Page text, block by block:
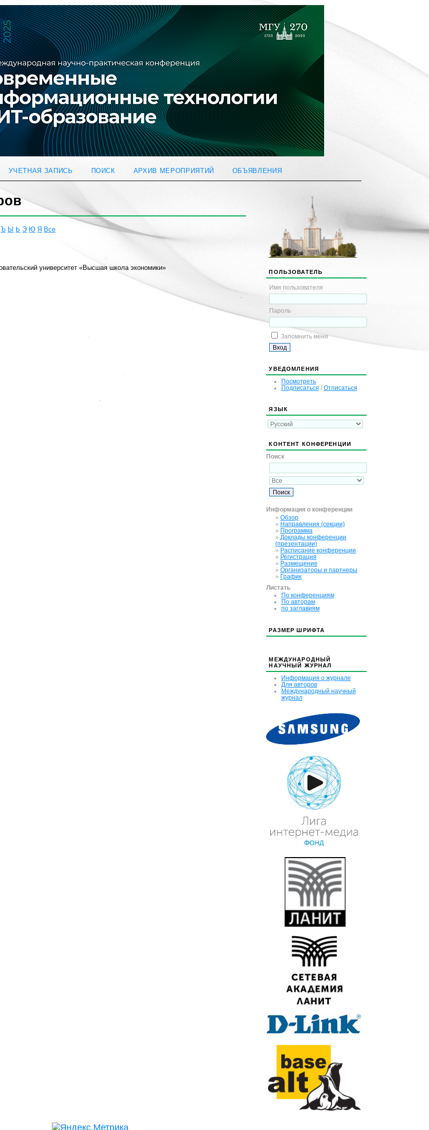
ПОЛЬЗОВАТЕЛЬ
Имя пользователя
Пароль
Запомнить меня
УВЕДОМЛЕНИЯ
Посмотреть
Подписаться / Отписаться
ЯЗЫК
КОНТЕНТ КОНФЕРЕНЦИИ
Поиск
Информация о конференции
» Обзор
» Направления (секции)
» Программа
» Доклады конференции
(презентации)
» Расписание конференции
» Регистрация
» Размещение
» Организаторы и партнеры
» График
Листать
По конференциям
По авторам
по заглавиям
РАЗМЕР ШРИФТА
МЕЖДУНАРОДНЫЙ
НАУЧНЫЙ ЖУРНАЛ
Информация о журнале
Для авторов
Международный научный
журнал
УЧЕТНАЯ ЗАПИСЬ ПОИСК АРХИВ МЕРОПРИЯТИЙ ОБЪЯВЛЕНИЯ
Ъ Ы Ь Э Ю Я Все
университет «Высшая школа экономики»